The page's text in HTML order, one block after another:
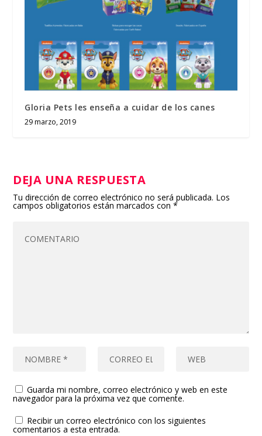
Gloria Pets les enseña a cuidar de los canes
29 marzo, 2019
DEJA UNA RESPUESTA
Tu dirección de correo electrónico no será publicada. Los
campos obligatorios están marcados con*
Guarda mi nombre, correo electrónico y web en este
navegador para la próxima vez que comente.
Recibir un correo electrónico con los siguientes
comentarios a esta entrada.